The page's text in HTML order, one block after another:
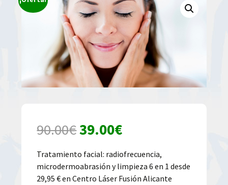
90.00€El
precio
original
39.00€El
precio
actual
Tratamiento facial: radiofrecuencia,
microdermoabrasión y limpieza 6 en 1 desde
29,95 € en Centro Láser Fusión Alicante